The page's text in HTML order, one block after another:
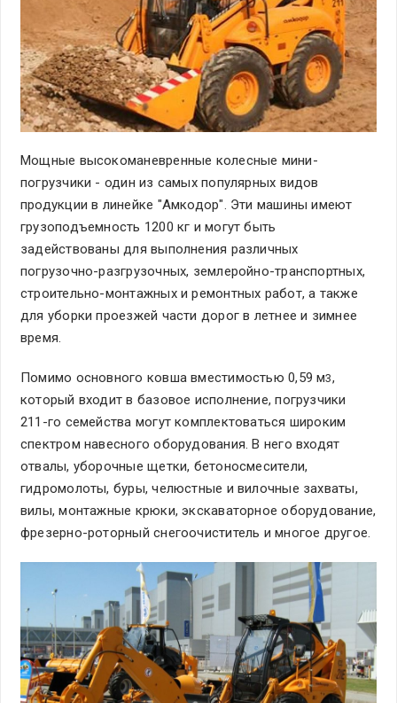
Мощные высокоманевренные колесные мини-
погрузчики - один из самых популярных видов
продукции в линейке "Амкодор". Эти машины имеют
грузоподъемность 1200 кг и могут быть
задействованы для выполнения различных
погрузочно-разгрузочных, землеройно-транспортных,
строительно-монтажных и ремонтных работ, а также
для уборки проезжей части дорог в летнее и зимнее
время.
Помимо основного ковша вместимостью 0,59 м3,
который входит в базовое исполнение, погрузчики
211-го семейства могут комплектоваться широким
спектром навесного оборудования. В него входят
отвалы, уборочные щетки, бетоносмесители,
гидромолоты, буры, челюстные и вилочные захваты,
вилы, монтажные крюки, экскаваторное оборудование,
фрезерно-роторный снегоочиститель и многое другое.